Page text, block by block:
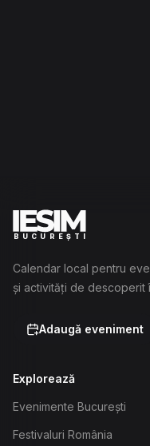
BUCUREȘTI
Calendar local pentru
și activități de descoperit
Adaugă eveniment
Explorează
Evenimente București
Festivaluri România